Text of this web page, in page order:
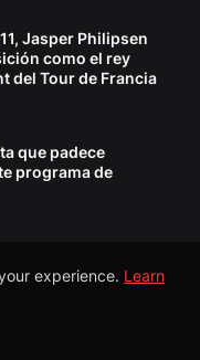
Jasper Philipsen
como el rey
del Tour de Francia
que padece
programa de
experience. Learn